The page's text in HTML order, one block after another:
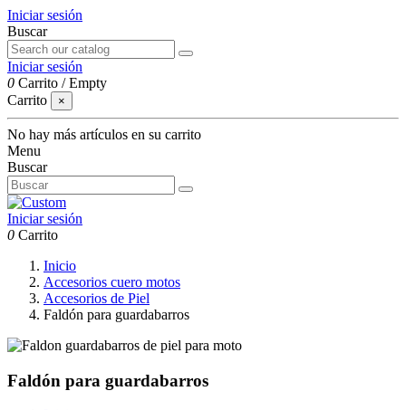
Iniciar sesión
Buscar
Iniciar sesión
0 Carrito /Empty
Carrito
×
No hay más artículos en su carrito
Menu
Buscar
Iniciar sesión
0 Carrito
Inicio
Accesorios cuero motos
Accesorios de Piel
Faldón para guardabarros
Faldón para guardabarros